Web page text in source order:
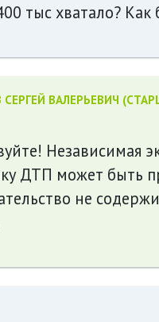
тыс хватало?
ВАЛЕРЬЕВИЧ
Независимая
ДТП может быть
не